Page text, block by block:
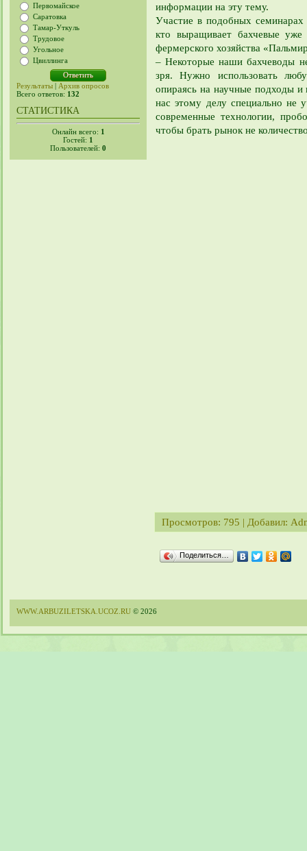
Первомайское
Саратовка
Тамар-Уткуль
Трудовое
Угольное
Цвиллинга
Результаты | Архив опросов
Всего ответов: 132
СТАТИСТИКА
Онлайн всего: 1
Гостей: 1
Пользователей: 0
информации на эту тему.
Участие в подобных
кто выращивает бахчевые уже
фермерского хозяйства
– Некоторые наши бахчеводы
зря. Нужно использовать
опираясь на научные подходы
нас этому делу специально не
современные технологии,
чтобы брать рынок не
Просмотров: 795 | Добавил:
Поделиться…
WWW.ARBUZILETSKA.UCOZ.RU © 2026